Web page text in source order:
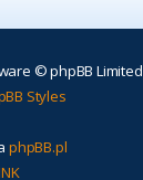
© phpBB Limited
Styles
phpBB.pl